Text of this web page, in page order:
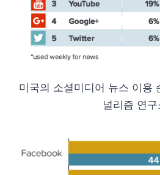
미국의 소셜미디어 뉴스 이용
널리즘 연구